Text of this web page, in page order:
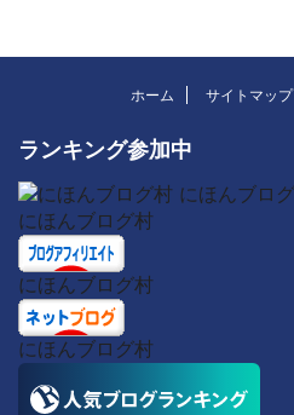
ホーム サイトマップ
ランキング参加中
にほんブログ村
にほんブログ村
にほんブログ村